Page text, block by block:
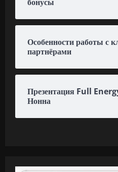
Особенности работы с
партнёрами
Презентация Full
Нонна